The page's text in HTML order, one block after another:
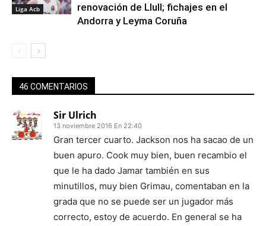
Liga Acb
renovación de Llull; fichajes en el
Andorra y Leyma Coruña
46 COMENTARIOS
Sir Ulrich
13 noviembre 2016 En 22:40
Gran tercer cuarto. Jackson nos ha sacao de un
buen apuro. Cook muy bien, buen recambio el
que le ha dado Jamar también en sus
minutillos, muy bien Grimau, comentaban en la
grada que no se puede ser un jugador más
correcto, estoy de acuerdo. En general se ha